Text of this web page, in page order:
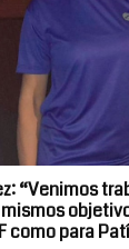
“Venimos
como para